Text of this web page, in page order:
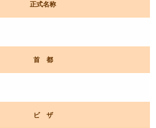
正式名称
首 都
ビ ザ